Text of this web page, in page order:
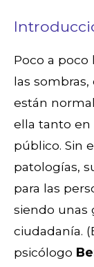
Poco a poco
las
están
ella tanto en
público. Sin
patologías,
para las
siendo unas
ciudadanía.
psicólogo